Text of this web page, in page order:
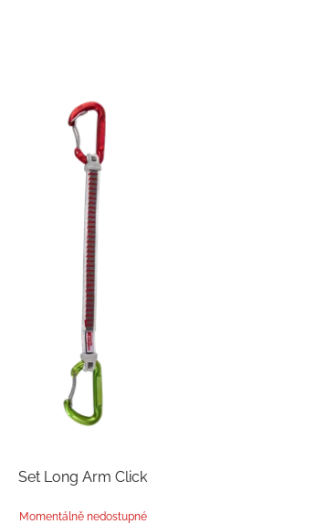
Set Long Arm Click
Momentálně nedostupné